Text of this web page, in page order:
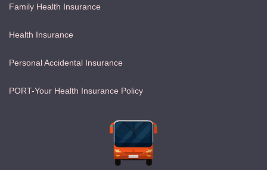
Family Health Insurance
Health Insurance
Personal Accidental Insurance
PORT-Your Health Insurance Policy